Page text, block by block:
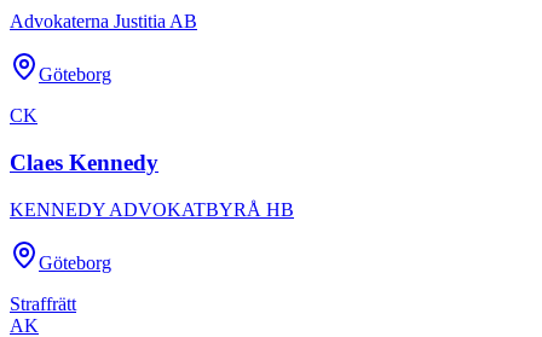
Advokaterna Justitia AB
Göteborg
CK
Claes Kennedy
KENNEDY ADVOKATBYRÅ HB
Göteborg
Straffrätt
AK